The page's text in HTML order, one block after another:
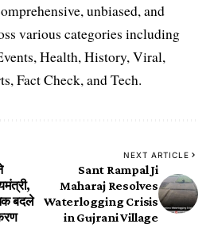
unbiased, and
various categories including
Health, History, Viral,
Fact Check, and Tech.
बदले
NEXT ARTICLE
Sant Rampal Ji
Maharaj Resolves
Waterlogging Crisis
in Gujrani Village